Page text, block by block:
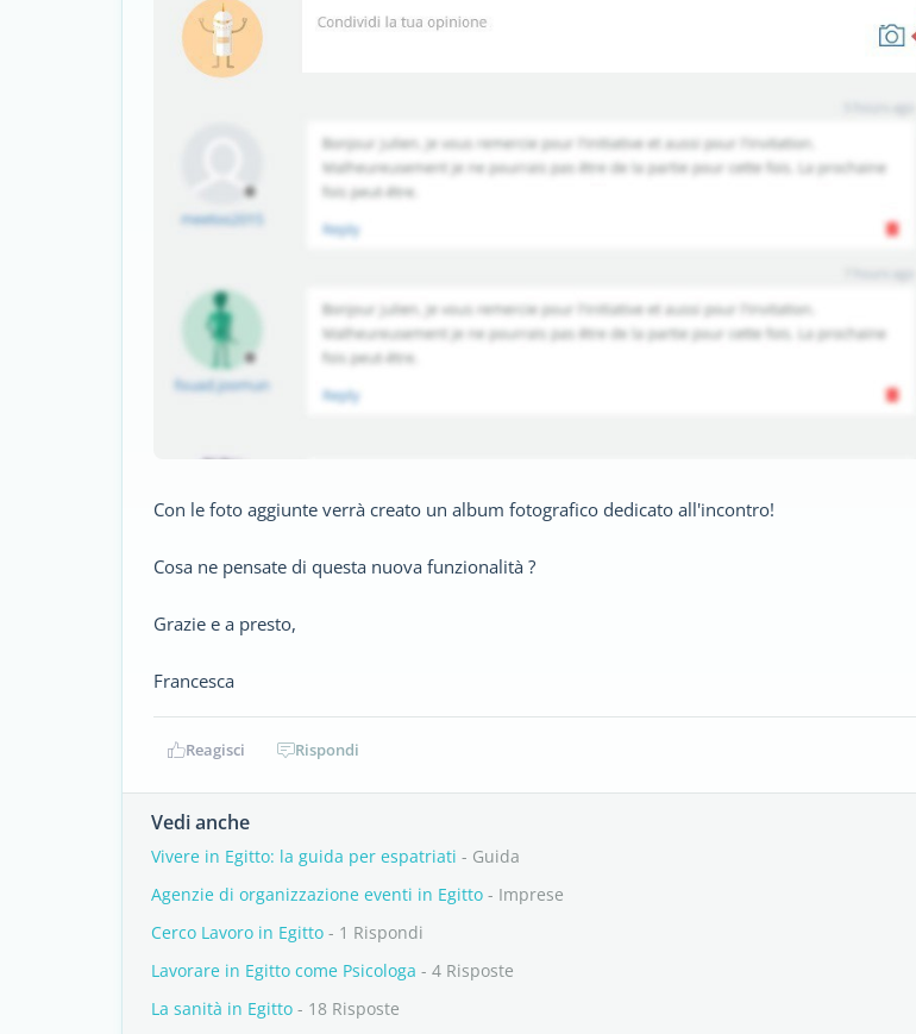
Con le foto aggiunte verrà creato un album fotografico dedicato all'incontro!
Cosa ne pensate di questa nuova funzionalità ?
Grazie e a presto,
Francesca
Reagisci Rispondi
Vedi anche
Vivere in Egitto: la guida per espatriati - Guida
Agenzie di organizzazione eventi in Egitto - Imprese
Cerco Lavoro in Egitto - 1 Rispondi
Lavorare in Egitto come Psicologa - 4 Risposte
La sanità in Egitto - 18 Risposte